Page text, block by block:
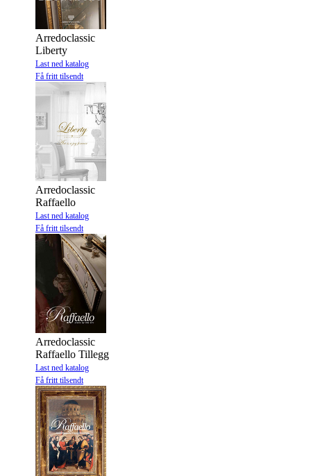
Arredoclassic
Liberty
Last ned katalog
Få fritt tilsendt
Arredoclassic
Raffaello
Last ned katalog
Få fritt tilsendt
Arredoclassic
Raffaello Tillegg
Last ned katalog
Få fritt tilsendt